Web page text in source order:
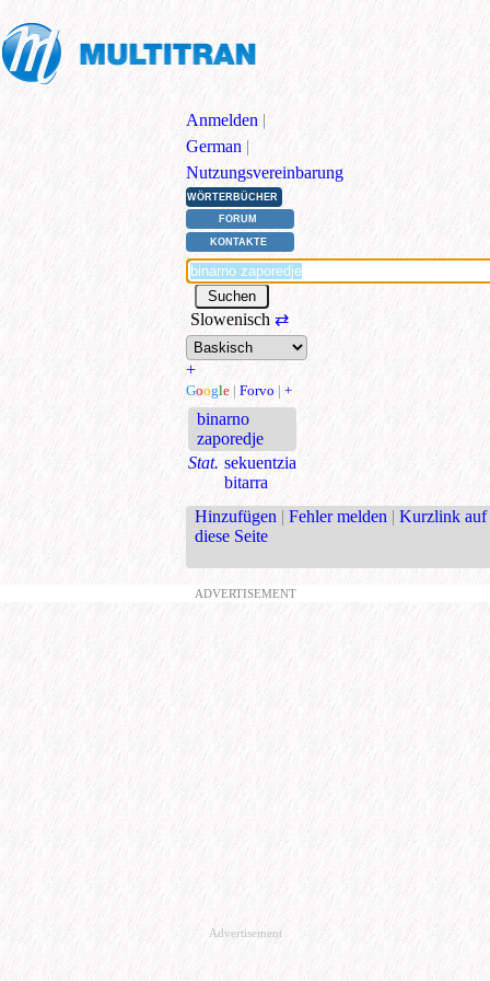
Anmelden |
German |
Nutzungsvereinbarung
WÖRTERBÜCHER
FORUM
KONTAKTE
Slowenisch ⇄
+
Google | Forvo | +
binarno
zaporedje
Stat. sekuentzia
bitarra
Hinzufügen | Fehler melden | Kurzlink auf
diese Seite
ADVERTISEMENT
Advertisement